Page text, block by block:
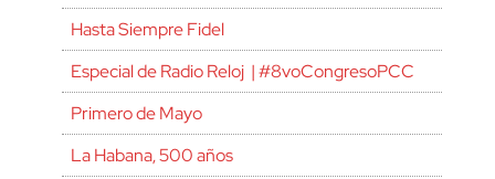
Hasta Siempre Fidel
Especial de Radio Reloj | #8voCongresoPCC
Primero de Mayo
La Habana, 500 años